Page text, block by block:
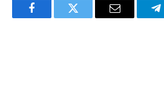
FacebookTwitter Email